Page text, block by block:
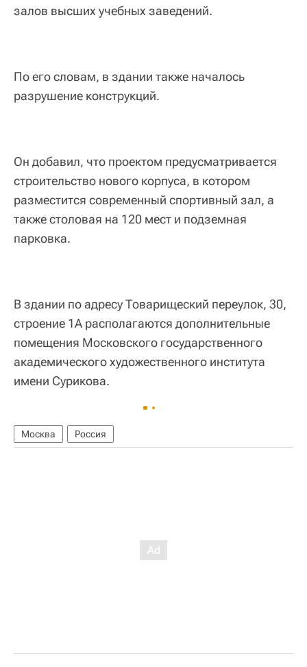
залов высших учебных заведений.
По его словам, в здании также началось
разрушение конструкций.
Он добавил, что проектом предусматривается
строительство нового корпуса, в котором
разместится современный спортивный зал, а
также столовая на 120 мест и подземная
парковка.
В здании по адресу Товарищеский переулок, 30,
строение 1А располагаются дополнительные
помещения Московского государственного
академического художественного института
имени Сурикова.
Москва Россия